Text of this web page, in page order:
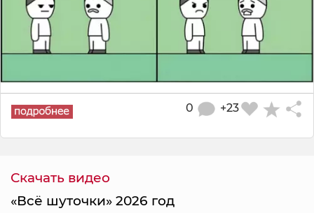
+23
0
Скачать видео
«Всё шуточки» 2026 год